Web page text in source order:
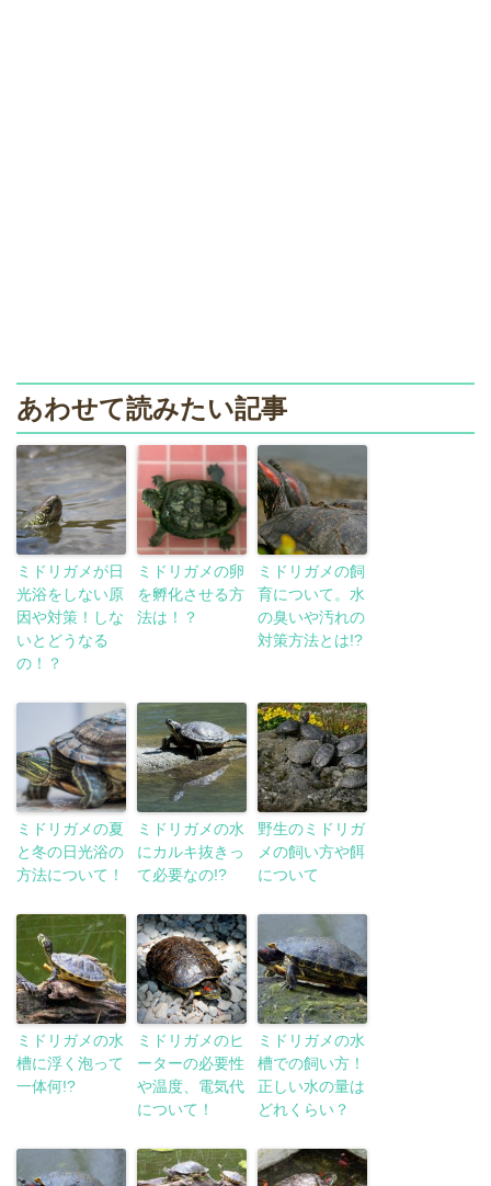
あわせて読みたい記事
ミドリガメが日
光浴をしない原
因や対策！しな
いとどうなる
の！？
ミドリガメの卵
を孵化させる方
法は！？
ミドリガメの飼
育について。水
の臭いや汚れの
対策方法とは!?
ミドリガメの夏
と冬の日光浴の
方法について！
ミドリガメの水
にカルキ抜きっ
て必要なの!?
野生のミドリガ
メの飼い方や餌
について
ミドリガメの水
槽に浮く泡って
一体何!?
ミドリガメのヒ
ーターの必要性
や温度、電気代
について！
ミドリガメの水
槽での飼い方！
正しい水の量は
どれくらい？